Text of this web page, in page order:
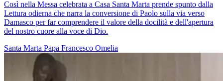
Così nella Messa celebrata a Casa Santa Marta prende spunto dalla
Lettura odierna che narra la conversione di Paolo sulla via verso
Damasco per far comprendere il valore della docilità e dell'apertura
del nostro cuore alla voce di Dio.
Santa Marta Papa Francesco Omelia